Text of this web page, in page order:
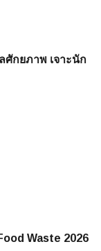
ศักยภาพ เจาะนัก
Waste 2026